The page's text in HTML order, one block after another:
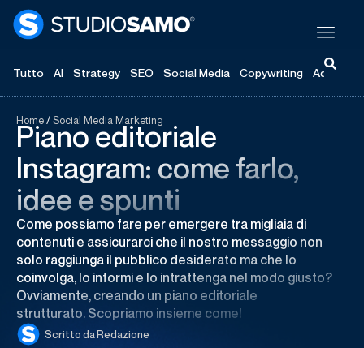
Tutto AI Strategy SEO Social Media Copywriting
Home/Social Media Marketing
Piano editoriale
Instagram: come farlo,
idee e spunti
Come possiamo fare per emergere tra migliaia di
contenuti e assicurarci che il nostro messaggio non
solo raggiunga il pubblico desiderato ma che lo
coinvolga, lo informi e lo intrattenga nel modo giusto?
Ovviamente, creando un piano editoriale
strutturato. Scopriamo insieme come!
Scritto daRedazione